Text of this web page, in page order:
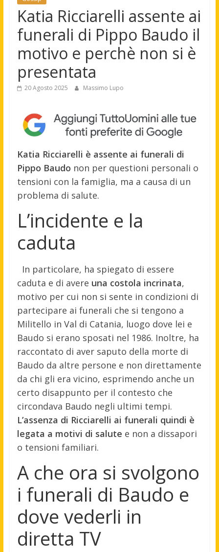
Katia Ricciarelli assente ai
funerali di Pippo Baudo il
motivo e perchè non si è
presentata
20 Agosto 2025 Massimo Lupo
Katia Ricciarelli è assente ai funerali di
Pippo Baudo non per questioni personali o
tensioni con la famiglia, ma a causa di un
problema di salute.
L’incidente e la
caduta
In particolare, ha spiegato di essere
caduta e di avere una costola incrinata,
motivo per cui non si sente in condizioni di
partecipare ai funerali che si tengono a
Militello in Val di Catania, luogo dove lei e
Baudo si erano sposati nel 1986. Inoltre, ha
raccontato di aver saputo della morte di
Baudo da altre persone e non direttamente
da chi gli era vicino, esprimendo anche un
certo disappunto per il contesto che
circondava Baudo negli ultimi tempi.
L’assenza di Ricciarelli ai funerali quindi è
legata a motivi di salute e non a dissapori
o tensioni familiari.
A che ora si svolgono
i funerali di Baudo e
dove vederli in
diretta TV